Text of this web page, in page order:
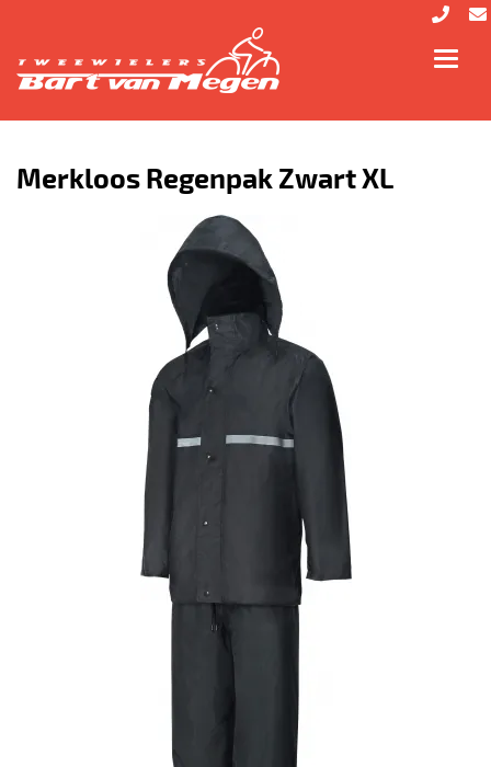
Merkloos Regenpak Zwart XL